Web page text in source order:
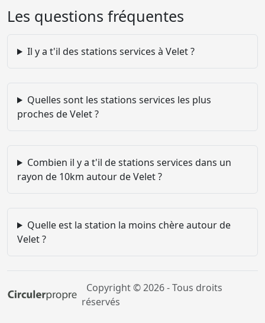
Les questions fréquentes
Il y a t'il des stations services à Velet ?
Quelles sont les stations services les plus
proches de Velet ?
Combien il y a t'il de stations services dans un
rayon de 10km autour de Velet ?
Quelle est la station la moins chère autour de
Velet ?
Copyright © 2026 - Tous droits
réservés